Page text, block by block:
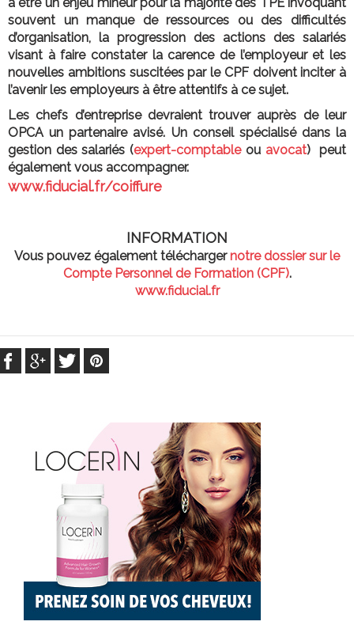
à être un enjeu mineur pour la majorité des TPE invoquant
souvent un manque de ressources ou des difficultés
d’organisation, la progression des actions des salariés
visant à faire constater la carence de l’employeur et les
nouvelles ambitions suscitées par le CPF doivent inciter à
l’avenir les employeurs à être attentifs à ce sujet.
Les chefs d’entreprise devraient trouver auprès de leur
OPCA un partenaire avisé. Un conseil spécialisé dans la
gestion des salariés (expert-comptableou avocat) peut
également vous accompagner.
www.fiducial.fr/coiffure
INFORMATION
Vous pouvez également téléchargernotre dossier sur le
Compte Personnel de Formation (CPF).
www.fiducial.fr